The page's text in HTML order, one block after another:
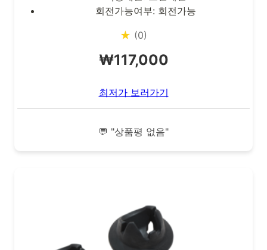
회전가능여부: 회전가능
★ (0)
₩117,000
최저가 보러가기
💬 "상품평 없음"